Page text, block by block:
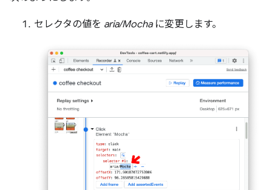
セレクタの値を aria/Mochaに変更します。